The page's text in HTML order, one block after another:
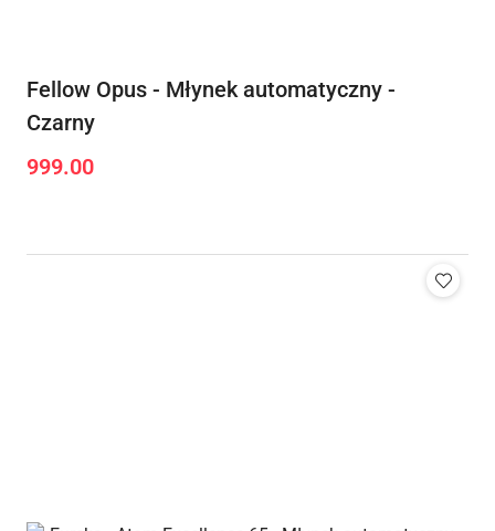
Fellow Opus - Młynek automatyczny -
Czarny
Cena:
999.00